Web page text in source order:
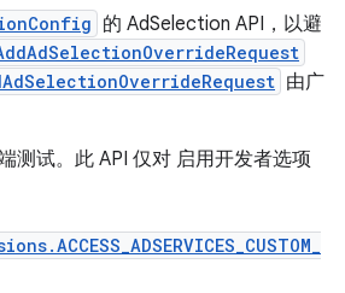
的 AdSelection API，以避
由广
测试。此 API 仅对 启用开发者选项